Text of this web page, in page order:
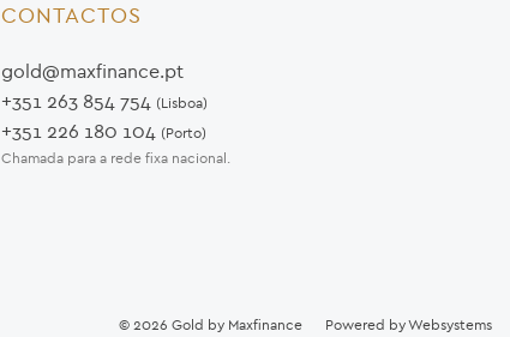
CONTACTOS
gold@maxfinance.pt
+351 263 854 754 (Lisboa)
+351 226 180 104 (Porto)
Chamada para a rede fixa nacional.
© 2026 Gold by Maxfinance Powered byWebsystems